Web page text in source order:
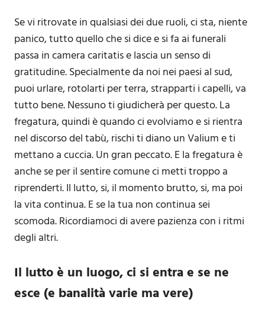
Se vi ritrovate in qualsiasi dei due ruoli, ci sta, niente
panico, tutto quello che si dice e si fa ai funerali
passa in camera caritatis e lascia un senso di
gratitudine. Specialmente da noi nei paesi al sud,
puoi urlare, rotolarti per terra, strapparti i capelli, va
tutto bene. Nessuno ti giudicherà per questo. La
fregatura, quindi è quando ci evolviamo e si rientra
nel discorso del tabù, rischi ti diano un Valium e ti
mettano a cuccia. Un gran peccato. E la fregatura è
anche se per il sentire comune ci metti troppo a
riprenderti. Il lutto, si, il momento brutto, si, ma poi
la vita continua. E se la tua non continua sei
scomoda. Ricordiamoci di avere pazienza con i ritmi
degli altri.
Il lutto è un luogo, ci si entra e se ne
esce (e banalità varie ma vere)